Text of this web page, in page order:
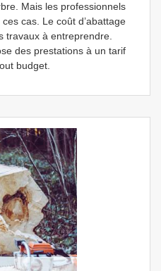
Mais les professionnels
cas. Le coût d’abattage
travaux à entreprendre.
des prestations à un tarif
budget.